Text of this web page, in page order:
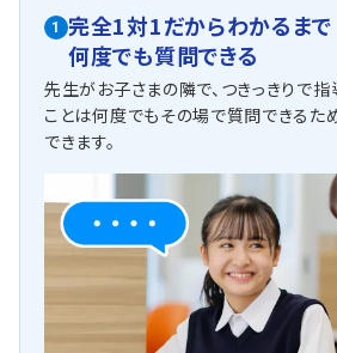
行います。
他にも以下の学校に対応していま
<公立高校前期選抜受験対策コース>
「数学は得意だけど英語は苦手」それでも
ラスが決まるため、「英語はちょうどいいけ
といったこともしばしばあります。
岩江中学校・高瀬中学校・郡山第七中学校
第六中学校・行健中学校・明健中学校・安
学校・喜久田中学校・大槻中学校・守山中
中学校・西田中学校・仁井田中学校・常葉
須賀川第二中学校・船引中学校・郡山ザベ
義塾中学校・小野中学校・三春中学校・富
校・猪苗代中学校・福島成蹊中学校
1
完全1対1だからわかるまで
何度でも質問できる
先生がお子さまの隣で、つきっきりで指
ことは何度でもその場で質問できるた
できます。